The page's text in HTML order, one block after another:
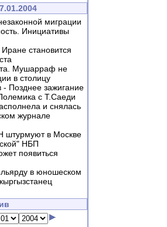
миграции
Инициативы
становится
Мушарраф не
в столицу
Позднее зажигание
с Т.Саеди
и снялась
журнале
в Москве
НБП
появиться
в юношеском